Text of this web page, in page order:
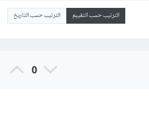
الترتيب حسب التقييم الترتيب حسب التاريخ
0